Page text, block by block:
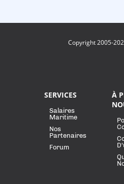
Copyright 2005-
SERVICES
Salaires
Maritime
Nos
Partenaires
Forum
À